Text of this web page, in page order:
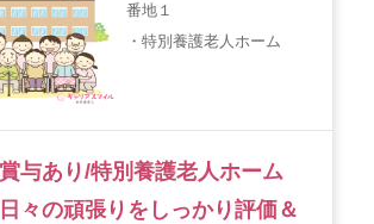
番地１
・特別養護老人ホーム
賞与あり/特別養護老人ホーム
々の頑張りをしっかり評価＆